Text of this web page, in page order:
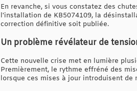
En revanche, si vous constatez des
l'installation de KB5074109, la
correction définitive soit publiée.
Un problème révélateur de
Cette nouvelle crise met en lumière
Premièrement, le rythme effréné des
lorsque ces mises à jour introduisent de